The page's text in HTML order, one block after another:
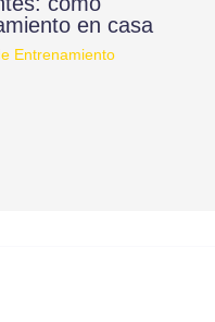
en casa
Entrenamiento